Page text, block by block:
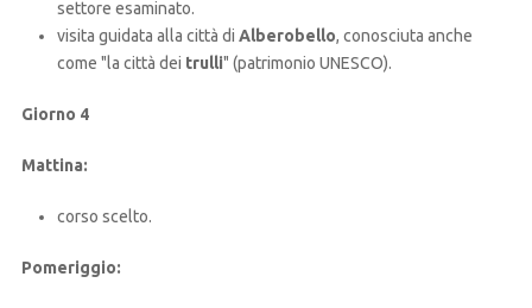
settore esaminato.
visita guidata alla città di Alberobello, conosciuta anche
come "la città dei trulli" (patrimonio UNESCO).
Giorno 4
Mattina:
corso scelto.
Pomeriggio: